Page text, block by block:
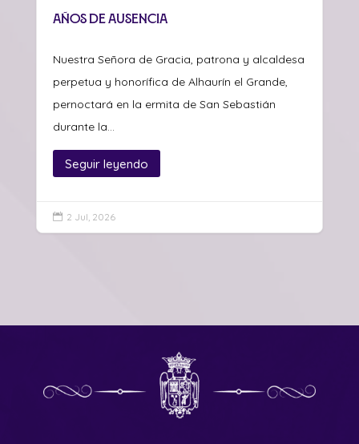
años de ausencia
Nuestra Señora de Gracia, patrona y alcaldesa
perpetua y honorífica de Alhaurín el Grande,
pernoctará en la ermita de San Sebastián
durante la...
Seguir leyendo
 2 Jul, 2026